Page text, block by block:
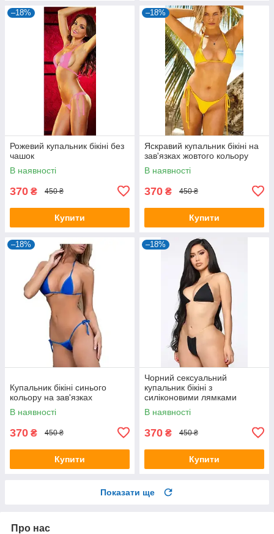
–18%
Рожевий купальник бікіні без
чашок
В наявності
370 ₴ 450 ₴
Купити
–18%
Яскравий купальник бікіні на
зав'язках жовтого кольору
В наявності
370 ₴ 450 ₴
Купити
–18%
Купальник бікіні синього
кольору на зав'язках
В наявності
370 ₴ 450 ₴
Купити
–18%
Чорний сексуальний
купальник бікіні з
силіконовими лямками
чорного кольору
В наявності
370 ₴ 450 ₴
Купити
Показати ще
Про нас